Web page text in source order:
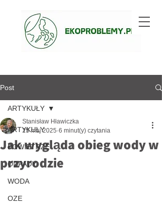
Post
ARTYKUŁY
POWIETRZE
ODPADY
WODA
OZE
ARTYKUŁY
Jak wygląda obieg wody w
przyrodzie
Stanisław Hławiczka
25 maj 2025 6 minut(y) czytania